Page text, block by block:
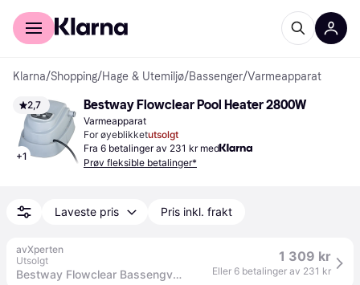
For kunder
Klarna/Shopping/Hage & Utemiljø/Bassenger/Varmeapparat
2,7
+1
Bestway Flowclear Pool Heater 2800W
Varmeapparat
For øyeblikketutsolgt
Fra 6 betalinger av 231 kr med
Prøv fleksible betalinger*
Laveste pris Pris inkl. frakt
avXperten
Utsolgt
Bestway Flowclear Bassengvarmer (2800W)
1 309 kr
Eller 6 betalinger av 231 kr